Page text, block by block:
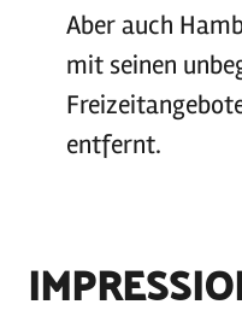
Aber auch
mit seinen
entfernt.